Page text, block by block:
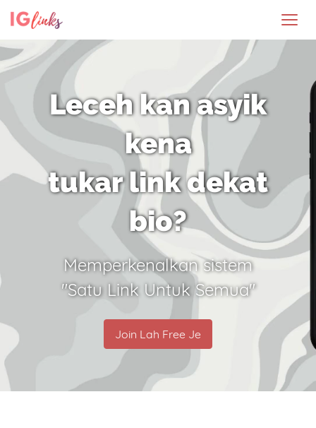
Leceh kan asyik
kena
tukar link dekat
bio?
Memperkenalkan sistem
"Satu Link Untuk Semua"
Join Lah Free Je